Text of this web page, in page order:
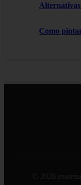
Como
© 2026